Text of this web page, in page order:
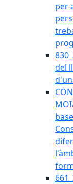
per
del